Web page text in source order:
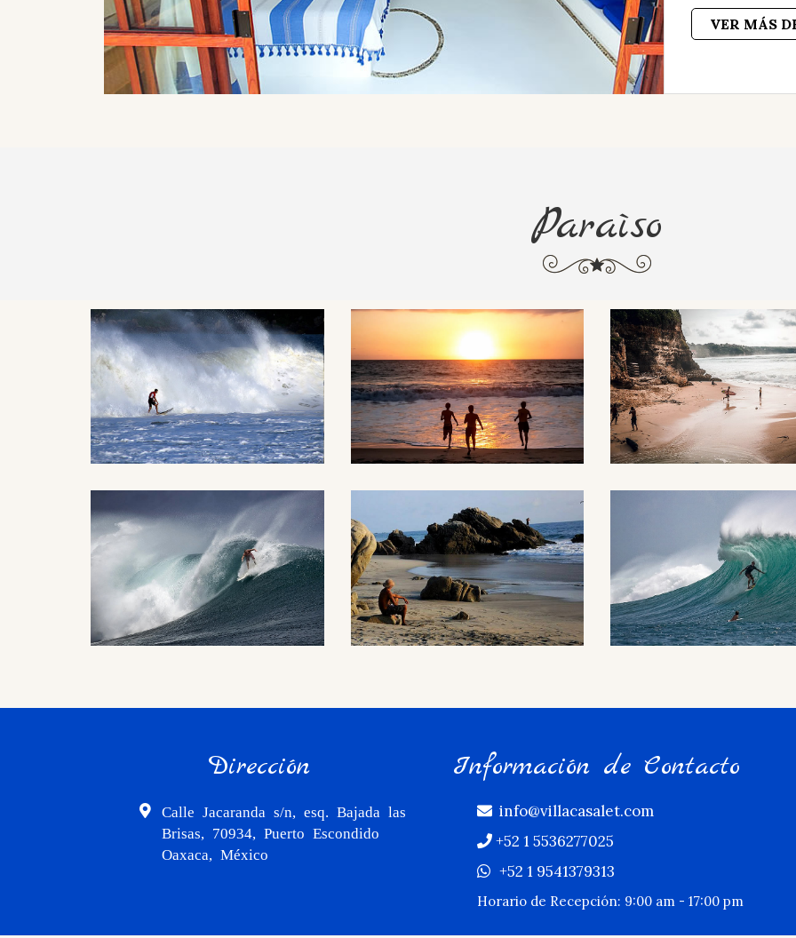
VER MÁS
Paraìso
Dirección
Calle Jacaranda s/n, esq. Bajada las
Brisas, 70934, Puerto Escondido
Oaxaca, México
Información de Contacto
info@villacasalet.com
+52 1 5536277025
+52 1 9541379313
Horario de Recepción: 9:00 am - 17:00 pm